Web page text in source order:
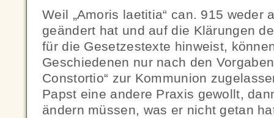
Weil „Amoris laetitia“ can. 915 weder
geändert hat und auf die Klärungen
für die Gesetzestexte hinweist,
Geschiedenen nur nach den
Constortio“ zur Kommunion
Papst eine andere Praxis gewollt,
ändern müssen, was er nicht getan